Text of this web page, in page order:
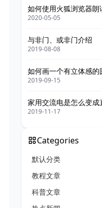
如何使用火狐浏览器朗
2020-05-05
与非门、或非门介绍
2019-08-08
如何画一个有立体感的
2019-09-15
家用交流电是怎么变成
2019-11-17
Categories
默认分类
教程文章
科普文章